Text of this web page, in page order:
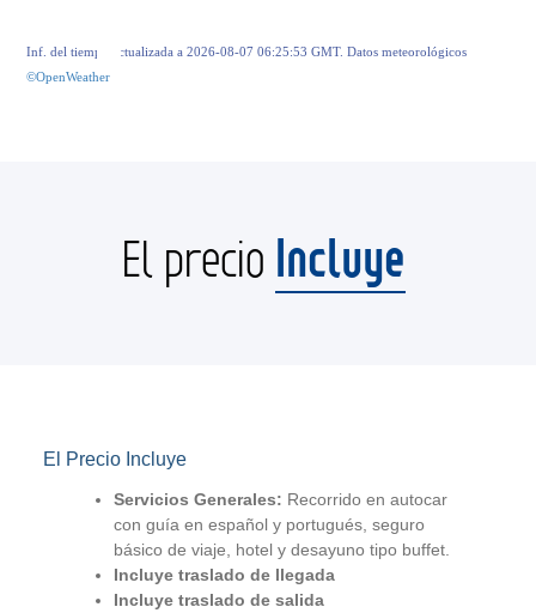
Inf. del tiempo actualizada a 2026-08-07 06:25:53 GMT. Datos meteorológicos
©OpenWeather
El precio Incluye
El Precio Incluye
Servicios Generales: Recorrido en autocar
con guía en español y portugués, seguro
básico de viaje, hotel y desayuno tipo buffet.
Incluye traslado de llegada
Incluye traslado de salida